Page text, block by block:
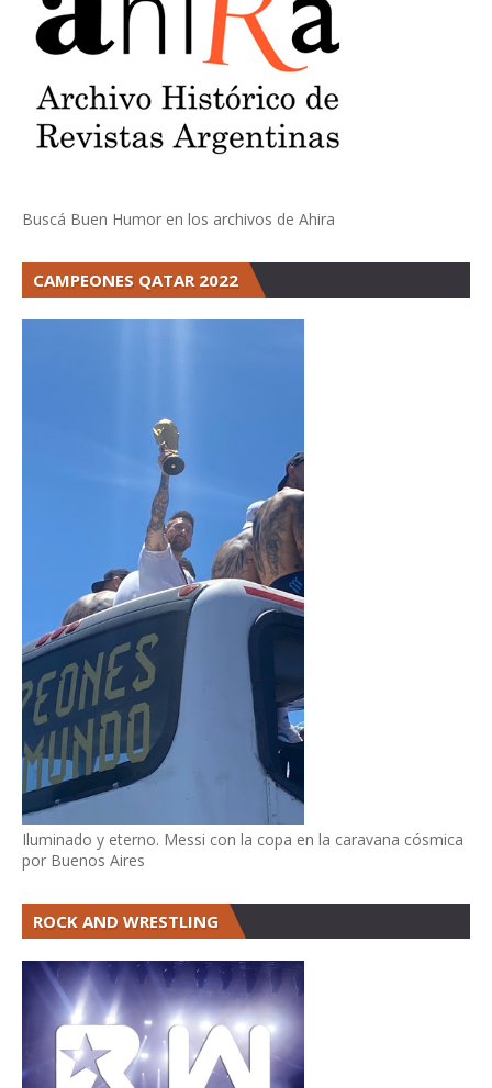
Buscá Buen Humor en los archivos de Ahira
CAMPEONES QATAR 2022
Iluminado y eterno. Messi con la copa en la caravana cósmica
por Buenos Aires
ROCK AND WRESTLING